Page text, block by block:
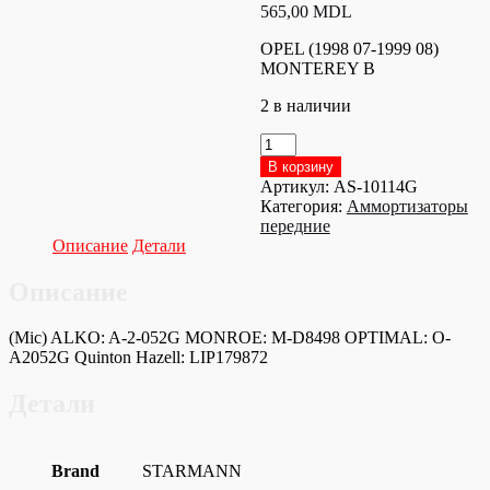
565,00 MDL
OPEL (1998 07-1999 08)
MONTEREY B
2 в наличии
Количество
товара
AS-
10114G
Амортизатор
передний
В корзину
Артикул: AS-10114G
Категория: Аммортизаторы
передние
Описание Детали
(Mic) ALKO: A-2-052G MONROE: M-D8498 OPTIMAL: O-
A2052G Quinton Hazell: LIP179872
Brand STARMANN